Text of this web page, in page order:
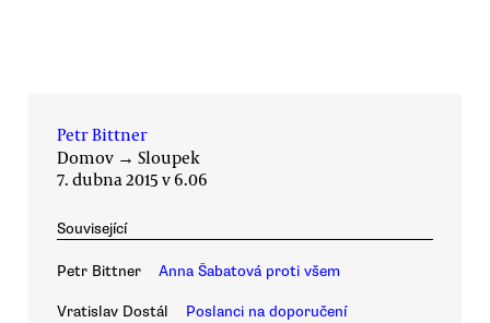
Petr Bittner
Domov → Sloupek
7. dubna 2015 v 6.06
Související
Petr Bittner Anna Šabatová proti všem
Vratislav Dostál
Poslanci na doporučení